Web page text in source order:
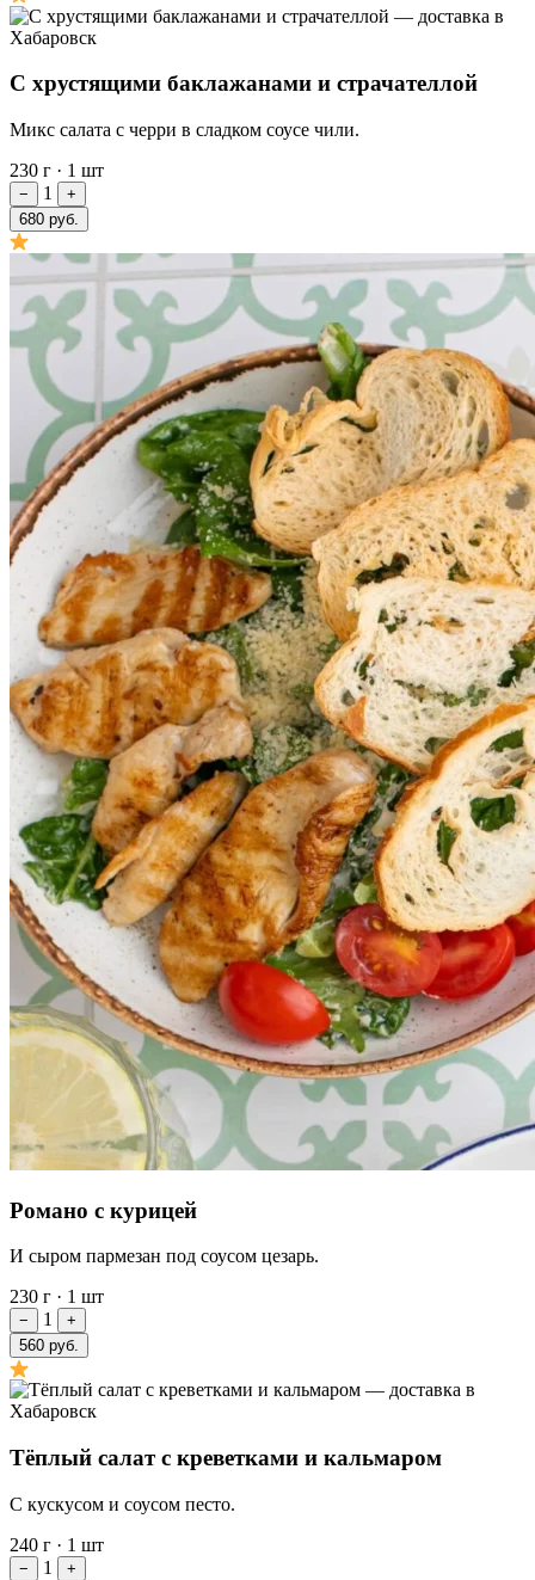
С хрустящими баклажанами и страчателлой
Микс салата с черри в сладком соусе чили.
230 г · 1 шт
− 1
+
680 руб.
Романо с курицей
И сыром пармезан под соусом цезарь.
230 г · 1 шт
− 1
+
560 руб.
Тёплый салат с креветками и кальмаром
С кускусом и соусом песто.
240 г · 1 шт
− 1
+